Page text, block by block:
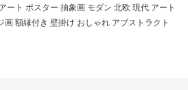
ート ポスター 抽象画 モダン 北欧 現代 アート
額縁付き 壁掛け おしゃれ アブストラクト